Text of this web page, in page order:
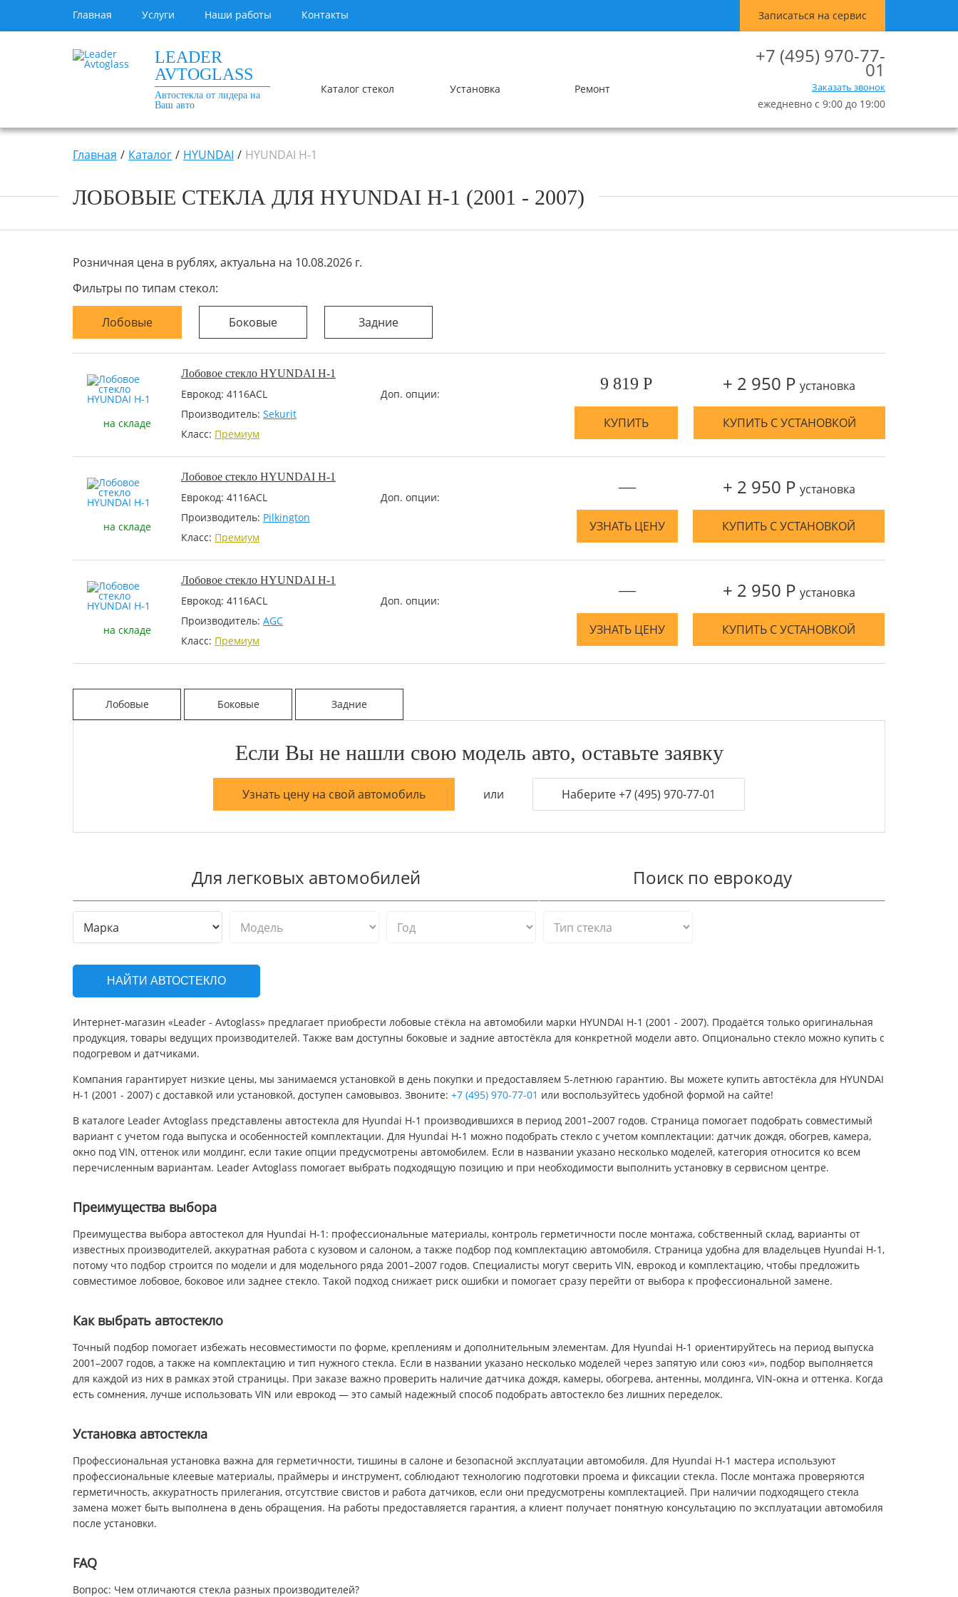
Главная Услуги Наши работы Контакты Записаться на сервис
LEADER
AVTOGLASS
Автостекла от лидера на
Ваш авто
Каталог стекол Установка Ремонт
+7 (495) 970-77-
01
Заказать звонок
ежедневно с 9:00 до 19:00
Главная Каталог HYUNDAI HYUNDAI H-1
ЛОБОВЫЕ СТЕКЛА ДЛЯ HYUNDAI H-1 (2001 - 2007)
Розничная цена в рублях, актуальна на 10.08.2026 г.
Фильтры по типам стекол:
Лобовые Боковые Задние
на складе
Лобовое стекло HYUNDAI H-1
Еврокод: 4116ACL
Производитель: Sekurit
Класс: Премиум
Доп. опции:
9 819 Р
КУПИТЬ
+ 2 950 Р установка
КУПИТЬ С УСТАНОВКОЙ
на складе
Лобовое стекло HYUNDAI H-1
Еврокод: 4116ACL
Производитель: Pilkington
Класс: Премиум
Доп. опции:
—
УЗНАТЬ ЦЕНУ
+ 2 950 Р установка
КУПИТЬ С УСТАНОВКОЙ
на складе
Лобовое стекло HYUNDAI H-1
Еврокод: 4116ACL
Производитель: AGC
Класс: Премиум
Доп. опции:
—
УЗНАТЬ ЦЕНУ
+ 2 950 Р установка
КУПИТЬ С УСТАНОВКОЙ
Лобовые Боковые Задние
Если Вы не нашли свою модель авто, оставьте заявку
Узнать цену на свой автомобиль или Наберите +7 (495) 970-77-01
Для легковых автомобилей Поиск по еврокоду
НАЙТИ АВТОСТЕКЛО
Интернет-магазин «Leader - Avtoglass» предлагает приобрести лобовые стёкла на автомобили марки HYUNDAI H-1 (2001 - 2007). Продаётся только оригинальная
продукция, товары ведущих производителей. Также вам доступны боковые и задние автостёкла для конкретной модели авто. Опционально стекло можно купить с
подогревом и датчиками.
Компания гарантирует низкие цены, мы занимаемся установкой в день покупки и предоставляем 5-летнюю гарантию. Вы можете купить автостёкла для HYUNDAI
H-1 (2001 - 2007) с доставкой или установкой, доступен самовывоз. Звоните: +7 (495) 970-77-01 или воспользуйтесь удобной формой на сайте!
В каталоге Leader Avtoglass представлены автостекла для Hyundai H-1 производившихся в период 2001–2007 годов. Страница помогает подобрать совместимый
вариант с учетом года выпуска и особенностей комплектации. Для Hyundai H-1 можно подобрать стекло с учетом комплектации: датчик дождя, обогрев, камера,
окно под VIN, оттенок или молдинг, если такие опции предусмотрены автомобилем. Если в названии указано несколько моделей, категория относится ко всем
перечисленным вариантам. Leader Avtoglass помогает выбрать подходящую позицию и при необходимости выполнить установку в сервисном центре.
Преимущества выбора
Преимущества выбора автостекол для Hyundai H-1: профессиональные материалы, контроль герметичности после монтажа, собственный склад, варианты от
известных производителей, аккуратная работа с кузовом и салоном, а также подбор под комплектацию автомобиля. Страница удобна для владельцев Hyundai H-1,
потому что подбор строится по модели и для модельного ряда 2001–2007 годов. Специалисты могут сверить VIN, еврокод и комплектацию, чтобы предложить
совместимое лобовое, боковое или заднее стекло. Такой подход снижает риск ошибки и помогает сразу перейти от выбора к профессиональной замене.
Как выбрать автостекло
Точный подбор помогает избежать несовместимости по форме, креплениям и дополнительным элементам. Для Hyundai H-1 ориентируйтесь на период выпуска
2001–2007 годов, а также на комплектацию и тип нужного стекла. Если в названии указано несколько моделей через запятую или союз «и», подбор выполняется
для каждой из них в рамках этой страницы. При заказе важно проверить наличие датчика дождя, камеры, обогрева, антенны, молдинга, VIN-окна и оттенка. Когда
есть сомнения, лучше использовать VIN или еврокод — это самый надежный способ подобрать автостекло без лишних переделок.
Установка автостекла
Профессиональная установка важна для герметичности, тишины в салоне и безопасной эксплуатации автомобиля. Для Hyundai H-1 мастера используют
профессиональные клеевые материалы, праймеры и инструмент, соблюдают технологию подготовки проема и фиксации стекла. После монтажа проверяются
герметичность, аккуратность прилегания, отсутствие свистов и работа датчиков, если они предусмотрены комплектацией. При наличии подходящего стекла
замена может быть выполнена в день обращения. На работы предоставляется гарантия, а клиент получает понятную консультацию по эксплуатации автомобиля
после установки.
FAQ
Вопрос: Чем отличаются стекла разных производителей?